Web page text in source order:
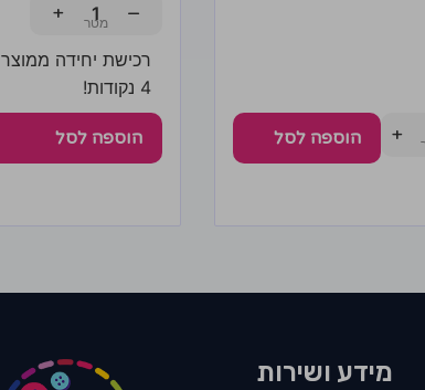
+ הוספה לסל
−
+
רכישת יחידה
4 נקודות!
הוספה לסל
מידע ושירות